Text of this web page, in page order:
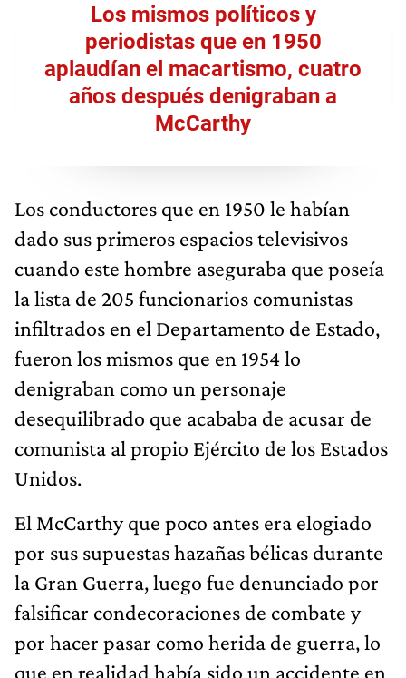
Los mismos políticos y
periodistas que en 1950
aplaudían el macartismo, cuatro
años después denigraban a
McCarthy
Los conductores que en 1950 le habían
dado sus primeros espacios televisivos
cuando este hombre aseguraba que poseía
la lista de 205 funcionarios comunistas
infiltrados en el Departamento de Estado,
fueron los mismos que en 1954 lo
denigraban como un personaje
desequilibrado que acababa de acusar de
comunista al propio Ejército de los Estados
Unidos.
El McCarthy que poco antes era elogiado
por sus supuestas hazañas bélicas durante
la Gran Guerra, luego fue denunciado por
falsificar condecoraciones de combate y
por hacer pasar como herida de guerra, lo
que en realidad había sido un accidente en